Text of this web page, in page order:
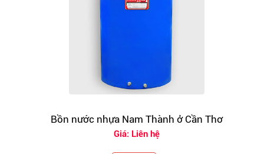
Bồn nước nhựa Nam Thành ở Cần Thơ
Giá: Liên hệ